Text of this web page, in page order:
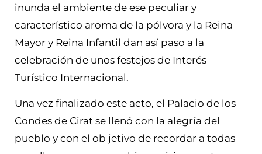
inunda el ambiente de ese peculiar y
característico aroma de la pólvora y la Reina
Mayor y Reina Infantil dan así paso a la
celebración de unos festejos de Interés
Turístico Internacional.
Una vez finalizado este acto, el Palacio de los
Condes de Cirat se llenó con la alegría del
pueblo y con el ob jetivo de recordar a todas